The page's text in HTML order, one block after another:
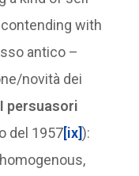
with
antico –
novità dei
I persuasori
del 1957[ix]):